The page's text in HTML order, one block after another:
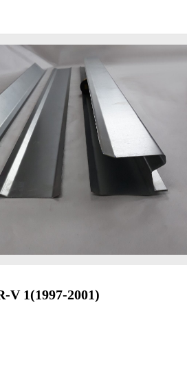
V 1(1997-2001)